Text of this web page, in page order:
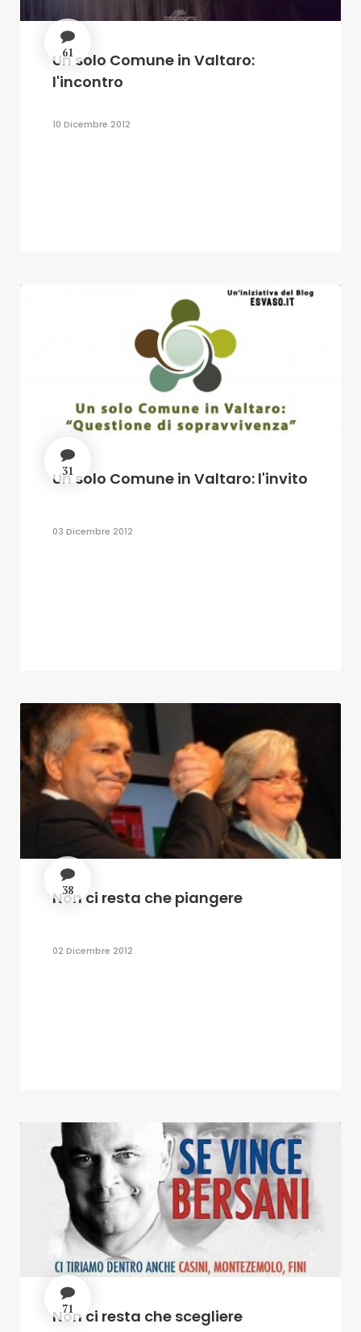
61
Un solo Comune in Valtaro:
l'incontro
10 Dicembre 2012
31
Un solo Comune in Valtaro: l'invito
03 Dicembre 2012
38
Non ci resta che piangere
02 Dicembre 2012
71
Non ci resta che scegliere